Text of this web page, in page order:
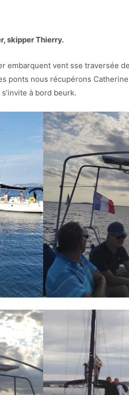
skipper Thierry.
embarquent vent sse traversée
ponts nous récupérons
à bord beurk.